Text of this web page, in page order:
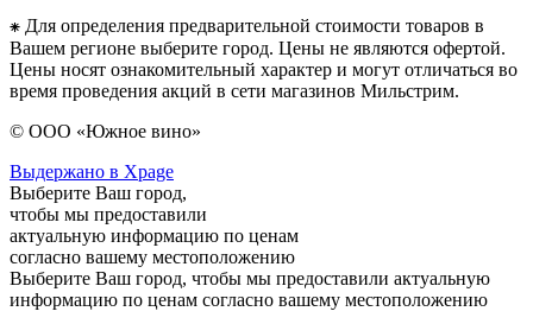
⁕ Для определения предварительной стоимости товаров в
Вашем регионе выберите город. Цены не являются офертой.
Цены носят ознакомительный характер и могут отличаться во
время проведения акций в сети магазинов Мильстрим.
© ООО «Южное вино»
Выдержано в Xpage
Выберите Ваш город,
чтобы мы предоставили
актуальную информацию по ценам
согласно вашему местоположению
Выберите Ваш город, чтобы мы предоставили актуальную
информацию по ценам согласно вашему местоположению